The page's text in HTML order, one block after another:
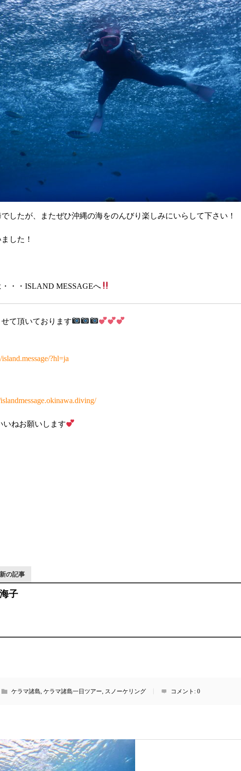
したが、またぜひ沖縄の海をのんびり楽しみにいらして下さい！
した！
・・ISLAND MESSAGEへ
て頂いております
?hl=ja
いねお願いします
の記事
子
ケラマ諸島 ケラマ諸島一日ツアー スノーケリング コメント: 0